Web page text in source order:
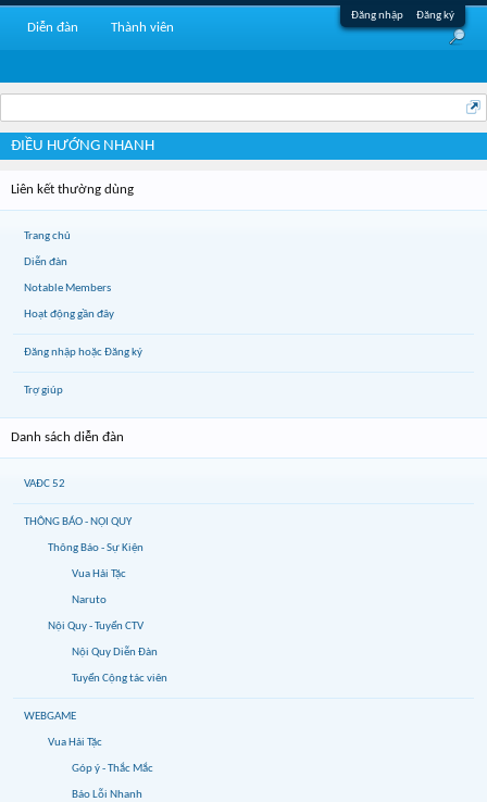
Đăng nhập Đăng ký
ĐIỀU HƯỚNG NHANH
Liên kết thường dùng
Trang chủ
Diễn đàn
Notable Members
Hoạt động gần đây
Đăng nhập hoặc Đăng ký
Trợ giúp
Danh sách diễn đàn
VAĐC 52
THÔNG BÁO - NỘI QUY
Thông Báo - Sự Kiện
Vua Hải Tặc
Naruto
Nội Quy - Tuyển CTV
Nội Quy Diễn Đàn
Tuyển Cộng tác viên
WEBGAME
Vua Hải Tặc
Góp ý - Thắc Mắc
Báo Lỗi Nhanh
Diễn đàn Thành viên